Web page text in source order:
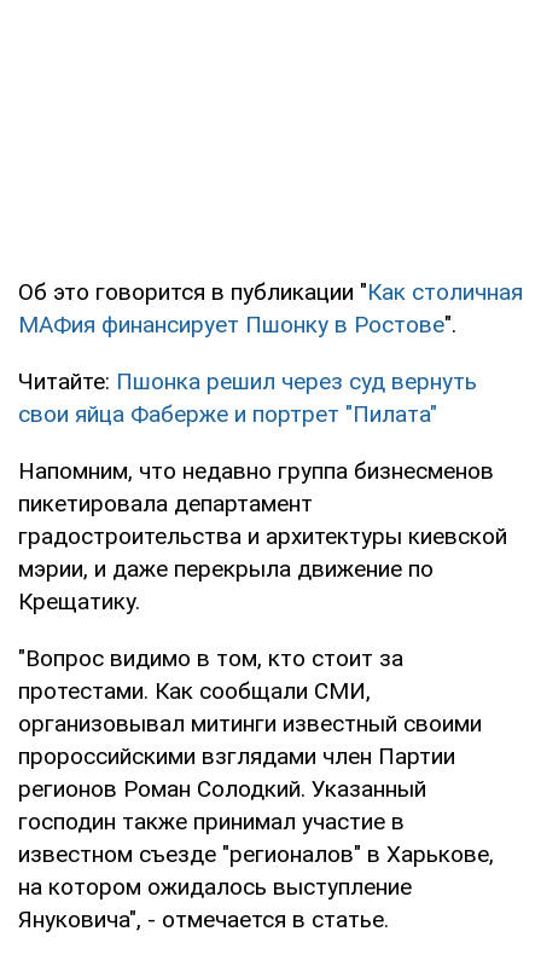
Об это говорится в публикации "Как столичная
МАФия финансирует Пшонку в Ростове".
Читайте: Пшонка решил через суд вернуть
свои яйца Фаберже и портрет "Пилата"
Напомним, что недавно группа бизнесменов
пикетировала департамент
градостроительства и архитектуры киевской
мэрии, и даже перекрыла движение по
Крещатику.
"Вопрос видимо в том, кто стоит за
протестами. Как сообщали СМИ,
организовывал митинги известный своими
пророссийскими взглядами член Партии
регионов Роман Солодкий. Указанный
господин также принимал участие в
известном съезде "регионалов" в Харькове,
на котором ожидалось выступление
Януковича", - отмечается в статье.